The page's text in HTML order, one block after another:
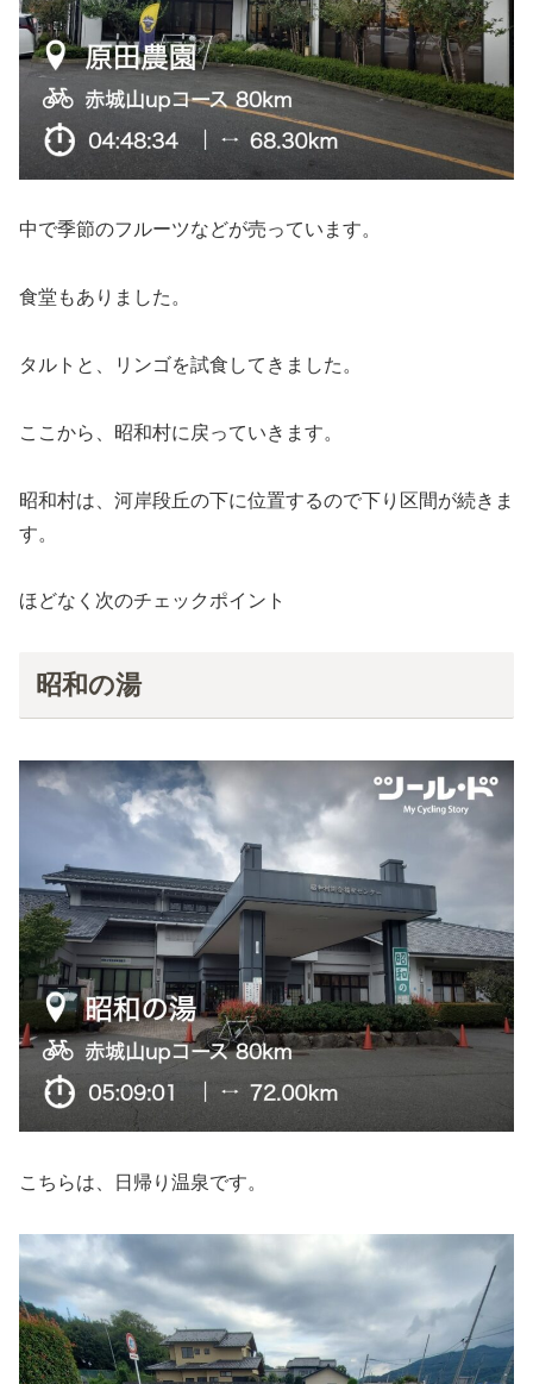
中で季節のフルーツなどが売っています。
食堂もありました。
タルトと、リンゴを試食してきました。
ここから、昭和村に戻っていきます。
昭和村は、河岸段丘の下に位置するので下り区間が続きま
す。
ほどなく次のチェックポイント
昭和の湯
こちらは、日帰り温泉です。